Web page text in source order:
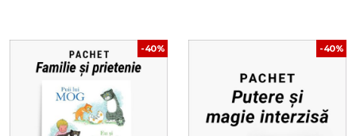
-40% -40%